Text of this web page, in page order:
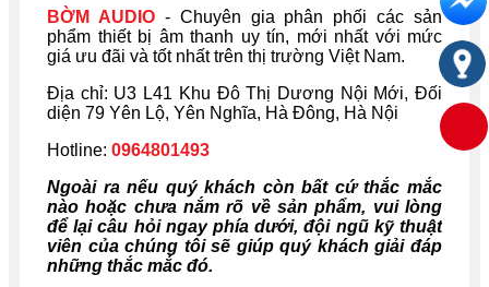
BỜM AUDIO- Chuyên gia phân phối các sản
phẩm thiết bị âm thanh uy tín, mới nhất với mức
giá ưu đãi và tốt nhất trên thị trường Việt Nam.
Địa chỉ: U3 L41 Khu Đô Thị Dương Nội Mới, Đối
diện 79 Yên Lộ, Yên Nghĩa, Hà Đông, Hà Nội
Hotline: 0964801493
Ngoài ra nếu quý khách còn bất cứ thắc mắc
nào hoặc chưa nắm rõ về sản phẩm, vui lòng
để lại câu hỏi ngay phía dưới, đội ngũ kỹ thuật
viên của chúng tôi sẽ giúp quý khách giải đáp
những thắc mắc đó.